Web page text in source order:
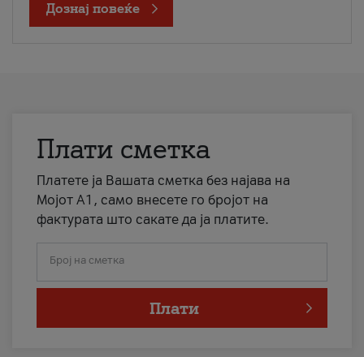
Дознај повеќе
Плати сметка
Платете ја Вашата сметка без најава на
Мојот А1, само внесете го бројот на
фактурата што сакате да ја платите.
Број на сметка
Плати